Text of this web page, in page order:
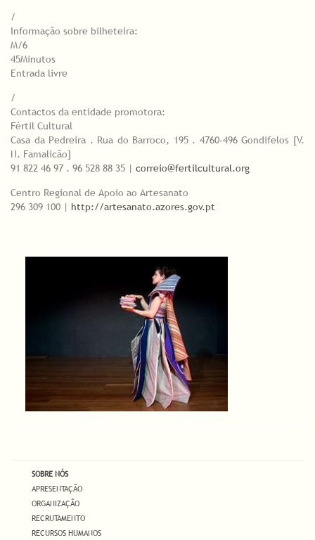
/
Informação sobre bilheteira:
M/6
45Minutos
Entrada livre
/
Contactos da entidade promotora:
Fértil Cultural
Casa da Pedreira . Rua do Barroco, 195 . 4760-496 Gondifelos [V.
N. Famalicão]
91 822 46 97 . 96 528 88 35 | correio@fertilcultural.org
Centro Regional de Apoio ao Artesanato
296 309 100 | http://artesanato.azores.gov.pt
SOBRE NÓS
APRESENTAÇÃO
ORGANIZAÇÃO
RECRUTAMENTO
RECURSOS HUMANOS